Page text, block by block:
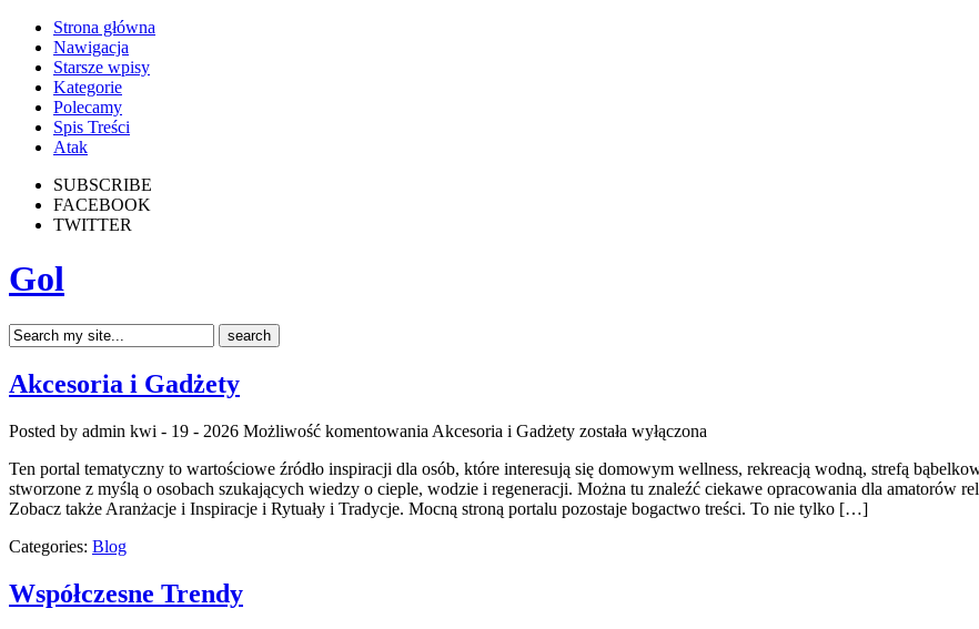
Strona główna
Nawigacja
Starsze wpisy
Kategorie
Polecamy
Spis Treści
Atak
SUBSCRIBE
FACEBOOK
TWITTER
Gol
Akcesoria i Gadżety
Posted by admin kwi - 19 - 2026 Możliwość komentowania Akcesoria i Gadżety została wyłączona
Ten portal tematyczny to wartościowe źródło inspiracji dla osób, które interesują się domowym wellness, rekreacją wodną, strefą
stworzone z myślą o osobach szukających wiedzy o cieple, wodzie i regeneracji. Można tu znaleźć ciekawe opracowania dla amatorów
Zobacz także Aranżacje i Inspiracje i Rytuały i Tradycje. Mocną stroną portalu pozostaje bogactwo treści. To nie tylko […]
Categories: Blog
Współczesne Trendy